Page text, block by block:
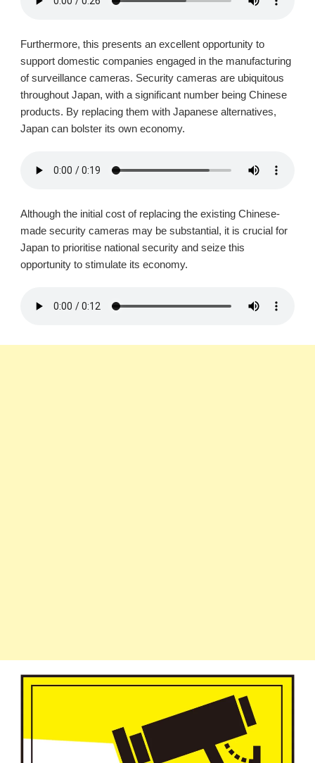
Furthermore, this presents an excellent opportunity to
support domestic companies engaged in the manufacturing
of surveillance cameras. Security cameras are ubiquitous
throughout Japan, with a significant number being Chinese
products. By replacing them with Japanese alternatives,
Japan can bolster its own economy.
Although the initial cost of replacing the existing Chinese-
made security cameras may be substantial, it is crucial for
Japan to prioritise national security and seize this
opportunity to stimulate its economy.